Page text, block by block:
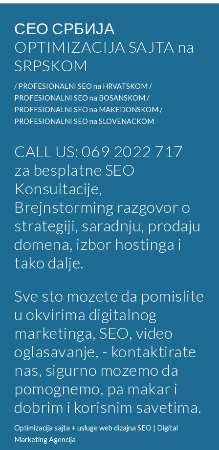
СЕО СРБИЈА
OPTIMIZACIJA SAJTA na
SRPSKOM
/PROFESIONALNI SEOna HRVATSKOM /
PROFESIONALNI SEO na BOSANSKOM /
PROFESIONALNI SEO na MAKEDONSKOM /
PROFESIONALNI SEO naSLOVENACKOM
CALL US: 069 2022 717
za besplatne SEO
Konsultacije,
Brejnstorming razgovor o
strategiji, saradnju, prodaju
domena, izbor hostinga i
tako dalje.
Sve sto mozete da pomislite
u okvirima digitalnog
marketinga, SEO, video
oglasavanje, - kontaktirate
nas, sigurno mozemo da
pomognemo, pa makar i
dobrim i korisnim savetima.
Optimizacija sajta + usluge web dizajna SEO | Digital
MarketingAgencija